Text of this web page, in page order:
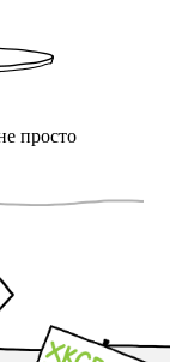
просто
Позже